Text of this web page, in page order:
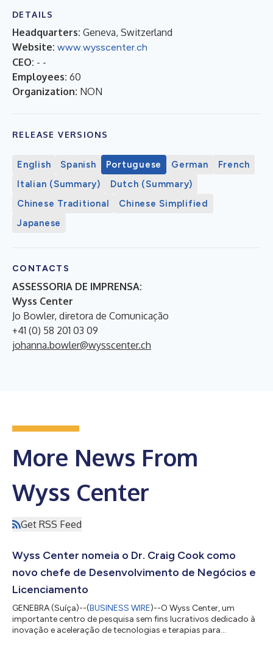
DETAILS
Headquarters: Geneva, Switzerland
Website: www.wysscenter.ch
CEO: - -
Employees: 60
Organization: NON
RELEASE VERSIONS
English Spanish Portuguese German
French
Italian (Summary)
Dutch (Summary)
Chinese Traditional
Chinese Simplified
Japanese
CONTACTS
ASSESSORIA DE IMPRENSA:
Wyss Center
Jo Bowler, diretora de Comunicação
+41 (0) 58 201 03 09
johanna.bowler@wysscenter.ch
More News From
Wyss Center
Get RSS Feed
Wyss Center nomeia o Dr. Craig Cook como
novo chefe de Desenvolvimento de Negócios e
Licenciamento
GENEBRA (Suíça)--(BUSINESS WIRE)--O Wyss Center, um
importante centro de pesquisa sem fins lucrativos dedicado à
inovação e aceleração de tecnologias e terapias para